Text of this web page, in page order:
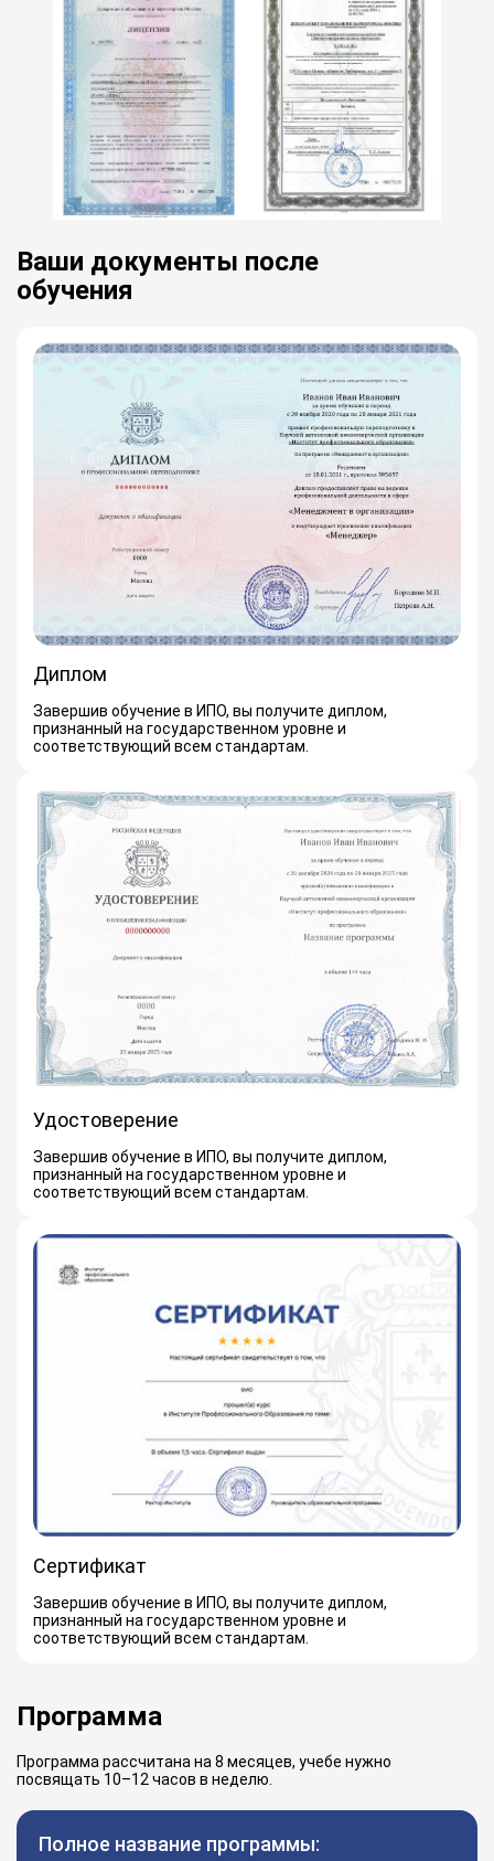
Ваши документы после
обучения
Диплом
Завершив обучение в ИПО, вы получите диплом,
признанный на государственном уровне и
соответствующий всем стандартам.
Удостоверение
Завершив обучение в ИПО, вы получите диплом,
признанный на государственном уровне и
соответствующий всем стандартам.
Сертификат
Завершив обучение в ИПО, вы получите диплом,
признанный на государственном уровне и
соответствующий всем стандартам.
Программа
Программа рассчитана на 8 месяцев, учебе нужно
посвящать 10–12 часов в неделю.
Полное название программы: